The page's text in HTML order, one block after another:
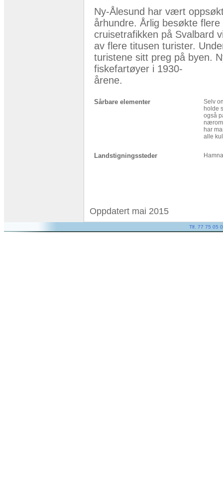
Ny-Ålesund har vært
århundre. Årlig besøkte
cruisetrafikken på Svalbard
av flere titusen turister.
turistene sitt preg på byen.
fiskefartøyer i 1930-
årene.
Sårbare elementer
Selv
holde
også
har
alle
Landstigningssteder
Oppdatert mai 2015
Tlf. 77 75 05